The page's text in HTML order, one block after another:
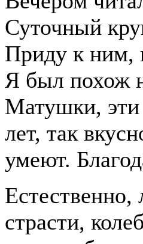
Суточный
Приду к ним,
Я был похож
Матушки,
лет, так
умеют.
Естественно,
страсти,